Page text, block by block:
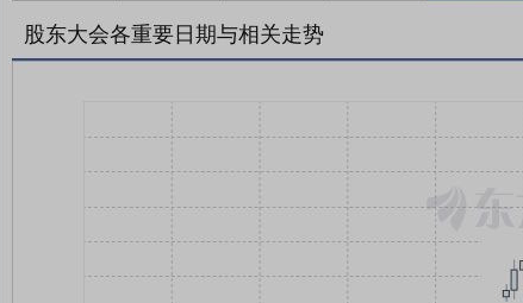
股东大会各重要日期与相关走势